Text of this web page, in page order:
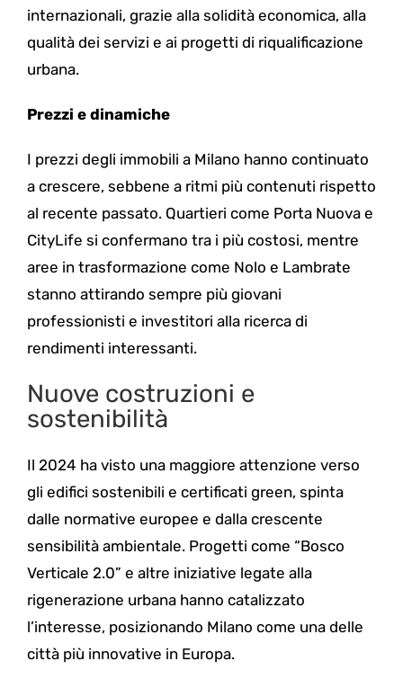
internazionali, grazie alla solidità economica, alla
qualità dei servizi e ai progetti di riqualificazione
urbana.
Prezzi e dinamiche
I prezzi degli immobili a Milano hanno continuato
a crescere, sebbene a ritmi più contenuti rispetto
al recente passato. Quartieri come Porta Nuova e
CityLife si confermano tra i più costosi, mentre
aree in trasformazione come Nolo e Lambrate
stanno attirando sempre più giovani
professionisti e investitori alla ricerca di
rendimenti interessanti.
Nuove costruzioni e
sostenibilità
Il 2024 ha visto una maggiore attenzione verso
gli edifici sostenibili e certificati green, spinta
dalle normative europee e dalla crescente
sensibilità ambientale. Progetti come “Bosco
Verticale 2.0” e altre iniziative legate alla
rigenerazione urbana hanno catalizzato
l’interesse, posizionando Milano come una delle
città più innovative in Europa.